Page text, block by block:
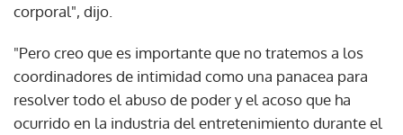
corporal", dijo.
"Pero creo que es importante que no tratemos a los
coordinadores de intimidad como una panacea para
resolver todo el abuso de poder y el acoso que ha
ocurrido en la industria del entretenimiento durante el